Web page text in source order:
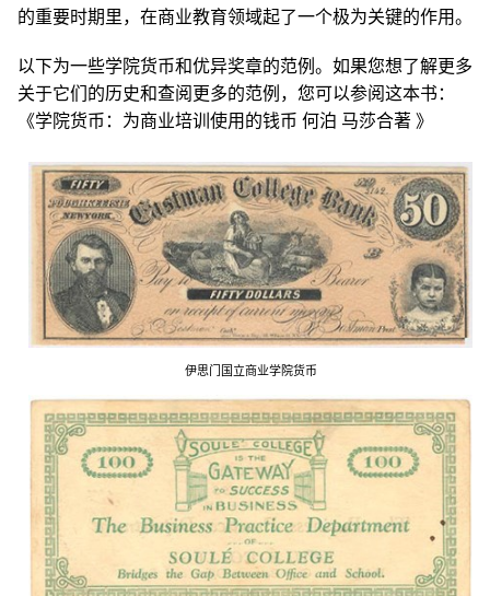
的重要时期里，在商业教育领域起了一个极为关键的作用。
以下为一些学院货币和优异奖章的范例。如果您想了解更多
关于它们的历史和查阅更多的范例，您可以参阅这本书：
《学院货币：为商业培训使用的钱币 何泊 马莎合著 》
伊思门国立商业学院货币